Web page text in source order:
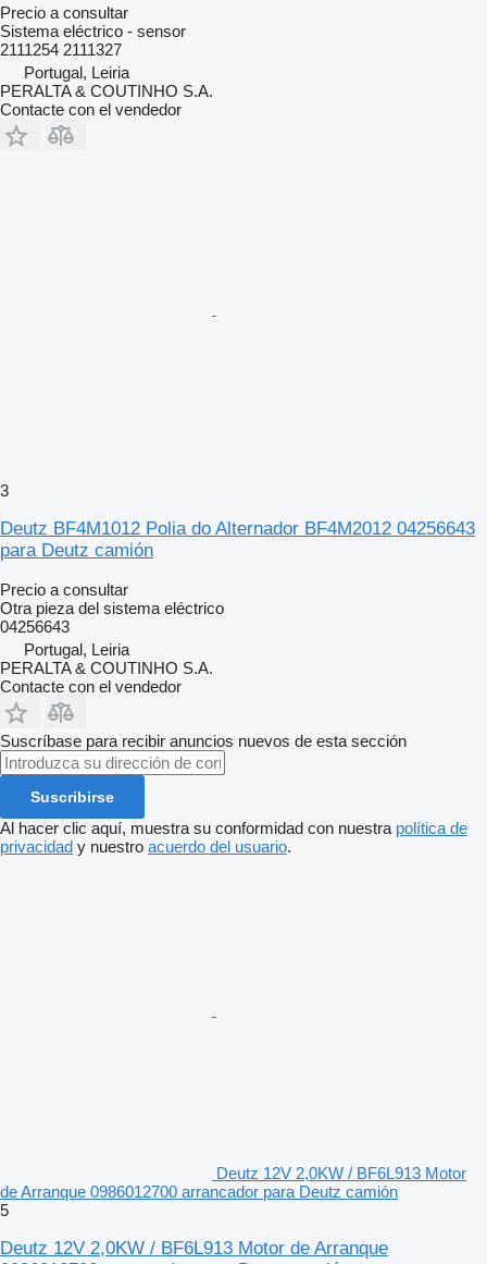
Precio a consultar
Sistema eléctrico - sensor
2111254 2111327
Portugal, Leiria
PERALTA & COUTINHO S.A.
Contacte con el vendedor
3
Deutz BF4M1012 Polia do Alternador BF4M2012 04256643
para Deutz camión
Precio a consultar
Otra pieza del sistema eléctrico
04256643
Portugal, Leiria
PERALTA & COUTINHO S.A.
Contacte con el vendedor
Suscríbase para recibir anuncios nuevos de esta sección
Suscribirse
Al hacer clic aquí, muestra su conformidad con nuestra política de
privacidad y nuestro acuerdo del usuario.
Deutz 12V 2,0KW / BF6L913 Motor
de Arranque 0986012700 arrancador para Deutz camión
5
Deutz 12V 2,0KW / BF6L913 Motor de Arranque